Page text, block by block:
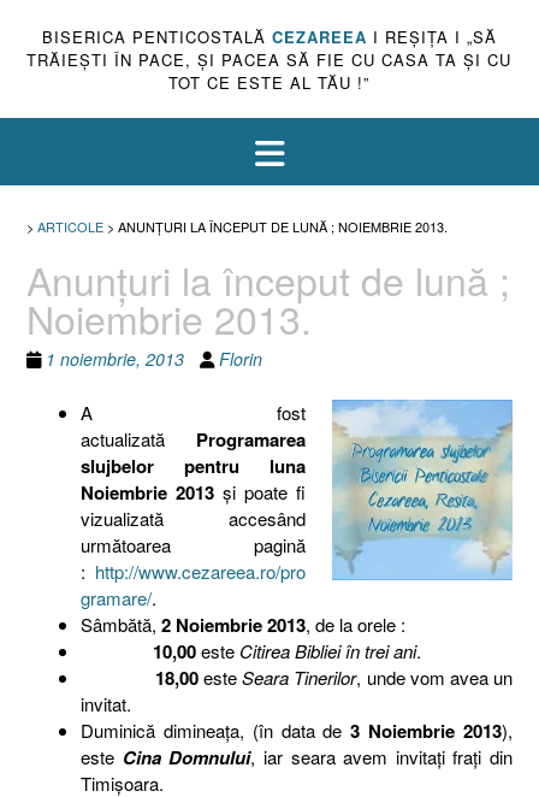
BISERICA PENTICOSTALĂ CEZAREEA I REŞIŢA I „SĂ
TRĂIEŞTI ÎN PACE, ŞI PACEA SĂ FIE CU CASA TA ŞI CU
TOT CE ESTE AL TĂU !”
> ARTICOLE > ANUNŢURI LA ÎNCEPUT DE LUNĂ ; NOIEMBRIE 2013.
Anunţuri la început de lună ;
Noiembrie 2013.
1 noiembrie, 2013 Florin
A fost
actualizată Programarea
slujbelor pentru luna
Noiembrie 2013şi poate fi
vizualizată accesând
următoarea pagină
: http://www.cezareea.ro/pro
gramare/.
Sâmbătă, 2 Noiembrie 2013, de la orele :
10,00este Citirea Bibliei în trei ani.
18,00esteSeara Tinerilor, unde vom avea un
invitat.
Duminică dimineaţa, (în data de3 Noiembrie 2013),
este Cina Domnului, iar seara avem invitaţi fraţi din
Timişoara.